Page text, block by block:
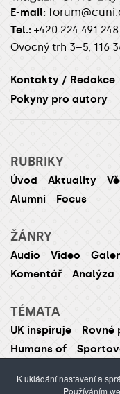
E-mail:
Tel.: +420 224 491 248
Ovocný trh 3–5, 116
Kontakty / Redakce
Pokyny pro autory
RUBRIKY
Úvod Aktuality
Alumni
Focus
ŽÁNRY
Audio Video
Komentář
Analýza
TÉMATA
UK inspiruje Rovné
Humans of
K ukládání nastavení a
Používáním